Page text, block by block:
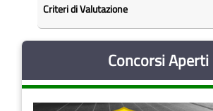
Criteri di Valutazione
Concorsi Aperti